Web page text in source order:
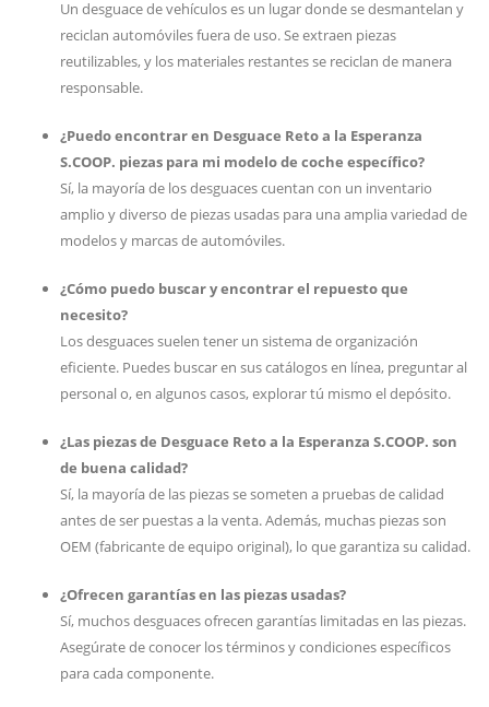
Un desguace de vehículos es un lugar donde se desmantelan y
reciclan automóviles fuera de uso. Se extraen piezas
reutilizables, y los materiales restantes se reciclan de manera
responsable.
¿Puedo encontrar en Desguace Reto a la Esperanza
S.COOP. piezas para mi modelo de coche específico?
Sí, la mayoría de los desguaces cuentan con un inventario
amplio y diverso de piezas usadas para una amplia variedad de
modelos y marcas de automóviles.
¿Cómo puedo buscar y encontrar el repuesto que
necesito?
Los desguaces suelen tener un sistema de organización
eficiente. Puedes buscar en sus catálogos en línea, preguntar al
personal o, en algunos casos, explorar tú mismo el depósito.
¿Las piezas de Desguace Reto a la Esperanza S.COOP. son
de buena calidad?
Sí, la mayoría de las piezas se someten a pruebas de calidad
antes de ser puestas a la venta. Además, muchas piezas son
OEM (fabricante de equipo original), lo que garantiza su calidad.
¿Ofrecen garantías en las piezas usadas?
Sí, muchos desguaces ofrecen garantías limitadas en las piezas.
Asegúrate de conocer los términos y condiciones específicos
para cada componente.